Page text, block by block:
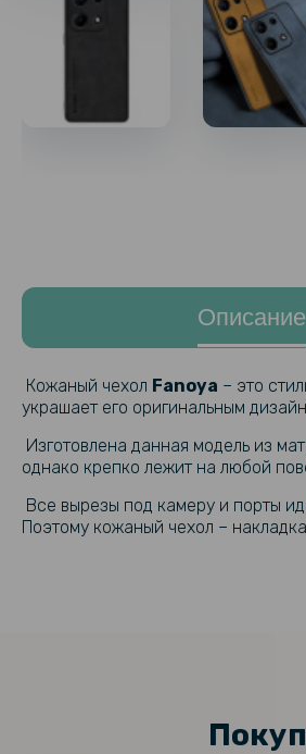
Описание
Кожаный чехол Fanoya – это
украшает его оригинальным
Изготовлена ​​данная модель из
однако крепко лежит на любой
Все вырезы под камеру и порты
Поэтому кожаный чехол – накладка